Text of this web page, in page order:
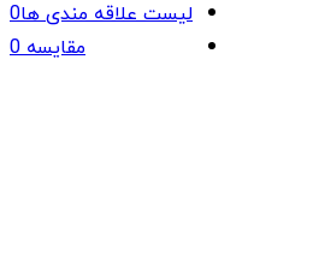
لیست علاقه مندی ها0
مقایسه0